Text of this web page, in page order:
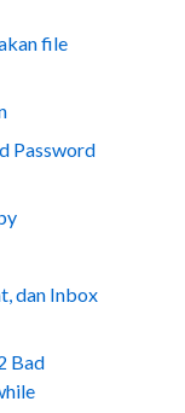
file
Password
dan Inbox
Bad